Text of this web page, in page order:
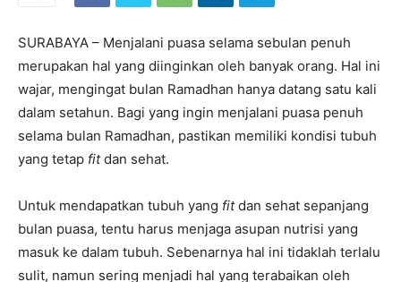
SURABAYA – Menjalani puasa selama sebulan penuh
merupakan hal yang diinginkan oleh banyak orang. Hal ini
wajar, mengingat bulan Ramadhan hanya datang satu kali
dalam setahun. Bagi yang ingin menjalani puasa penuh
selama bulan Ramadhan, pastikan memiliki kondisi tubuh
yang tetap fitdan sehat.
Untuk mendapatkan tubuh yang fitdan sehat sepanjang
bulan puasa, tentu harus menjaga asupan nutrisi yang
masuk ke dalam tubuh. Sebenarnya hal ini tidaklah terlalu
sulit, namun sering menjadi hal yang terabaikan oleh